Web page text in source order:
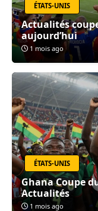
ÉTATS-UNIS
Actualités
aujourd’hui
1 mois ago
ÉTATS-UNIS
Ghana Coupe
Actualités
1 mois ago